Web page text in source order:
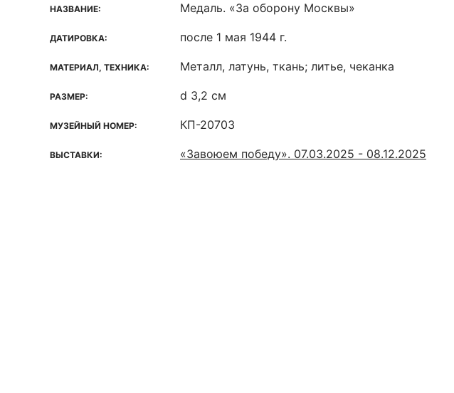
НАЗВАНИЕ: Медаль. «За оборону Москвы»
ДАТИРОВКА: после 1 мая 1944 г.
МАТЕРИАЛ, ТЕХНИКА: Металл, латунь, ткань; литье, чеканка
РАЗМЕР: d 3,2 см
МУЗЕЙНЫЙ НОМЕР: КП-20703
ВЫСТАВКИ: «Завоюем победу». 07.03.2025 - 08.12.2025